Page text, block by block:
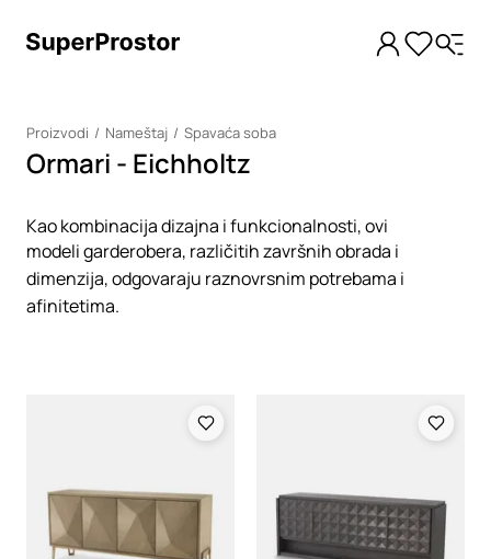
Proizvodi Nameštaj Spavaća soba
Ormari - Eichholtz
Kao kombinacija dizajna i funkcionalnosti, ovi
modeli garderobera, različitih završnih obrada i
dimenzija, odgovaraju raznovrsnim potrebama i
afinitetima.